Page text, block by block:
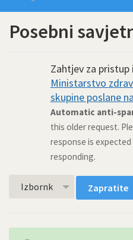
Posebni
Zahtjev za
Ministarstvo
skupine poslane
Automatic anti-
this older request.
response is
responding.
Izbornk Zapratite